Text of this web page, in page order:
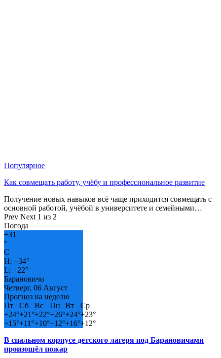
Популярное
Как совмещать работу, учёбу и профессиональное развитие
Получение новых навыков всё чаще приходится совмещать с
основной работой, учёбой в университете и семейными…
Prev Next 1 из 2
Погода
+31
°
C
H: +34°
L: +22°
Барановичи
Четверг, 06 Август
Прогноз на неделю
Пт
Сб Вс Пн Вт
Ср
+24°+21°+22°+26°+24°+23°
+15°+11°+10°+12°+16°+12°
В спальном корпусе детского лагеря под Барановичами
произошёл пожар